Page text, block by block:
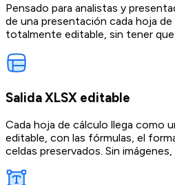
Pensado para analistas y
de una presentación cada hoja
totalmente editable, sin tener
Salida XLSX editable
Cada hoja de cálculo llega como
editable, con las fórmulas, el
celdas preservados. Sin